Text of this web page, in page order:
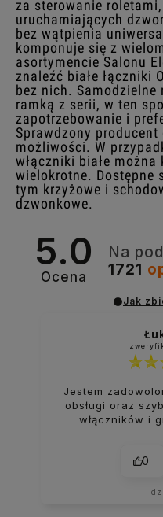
za sterowanie
uruchamiających
bez wątpienia
komponuje się z
asortymencie Salonu
znaleźć białe łączniki
bez nich. Samodzielne
ramką z serii, w ten
zapotrzebowanie i
Sprawdzony
możliwości. W
włączniki białe
wielokrotne. Dostępne
tym krzyżowe i
dzwonkowe.
5.0
Ocena
Na
1721
Jak
Jestem
obsługi oraz
włączników i
0